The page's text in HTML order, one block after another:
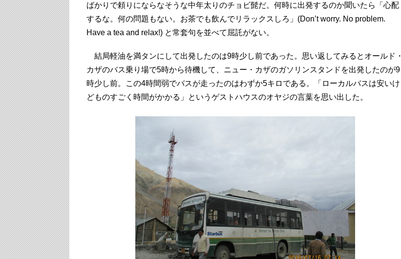
ばかりで頼りにならなそうな中年太りのチョビ髭だ。何時に出発するのか聞いたら「心配
するな。何の問題もない。お茶でも飲んでリラックスしろ」(Don’t worry. No problem.
Have a tea and relax!) と常套句を並べて屈託がない。
結局軽油を満タンにして出発したのは9時少し前であった。思い返してみるとオールド・
カザのバス乗り場で5時から待機して、ニュー・カザのガソリンスタンドを出発したのが9
時少し前。この4時間弱でバスが走ったのはわずか5キロである。「ローカルバスは安いけ
どものすごく時間がかかる」というゲストハウスのオヤジの言葉を思い出した。